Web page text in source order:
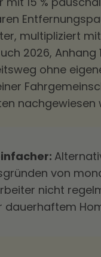
multipliziert mit
2026,
ohne
nachgewiesen
von
nicht
dauerhaftem